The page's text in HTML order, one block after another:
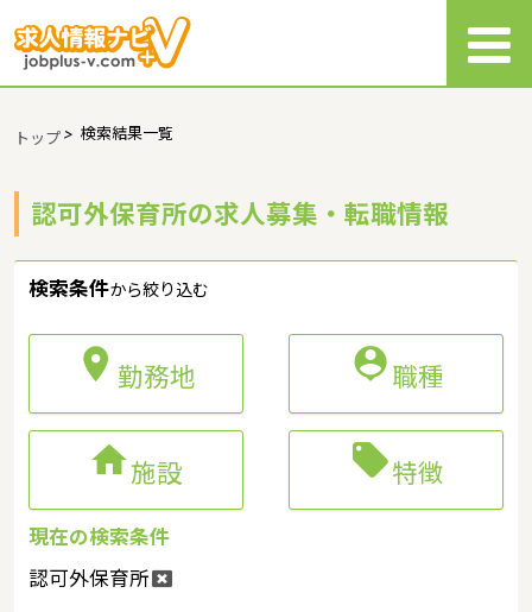
トップ> 検索結果一覧
認可外保育所の求人募集・転職情報
検索条件から絞り込む
 勤務地 職種
施設 特徴
現在の検索条件
認可外保育所